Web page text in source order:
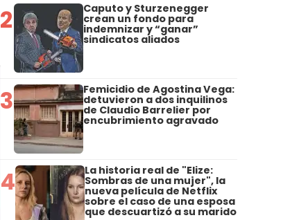
2 Caputo y Sturzenegger
crean un fondo para
indemnizar y “ganar”
sindicatos aliados
3 Femicidio de Agostina Vega:
detuvieron a dos inquilinos
de Claudio Barrelier por
encubrimiento agravado
4 La historia real de "Elize:
Sombras de una mujer", la
nueva película de Netflix
sobre el caso de una esposa
que descuartizó a su marido